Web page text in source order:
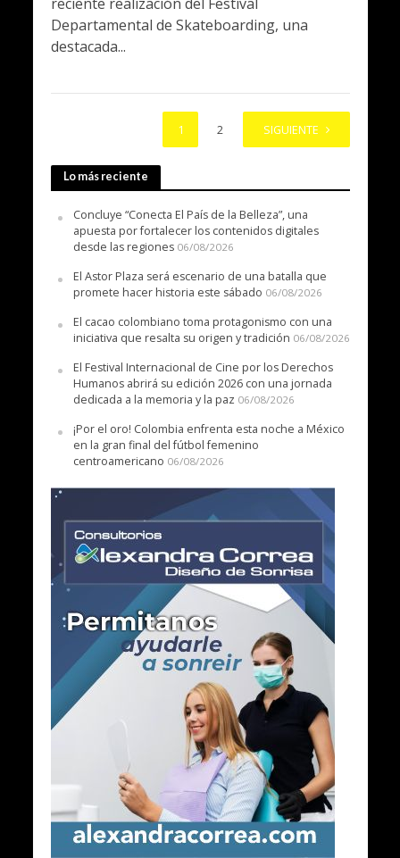
Departamental de Skateboarding, una
destacada...
1 2 SIGUIENTE
Lo más reciente
Concluye “Conecta El País de la Belleza”, una
apuesta por fortalecer los contenidos digitales
desde las regiones 06/08/2026
El Astor Plaza será escenario de una batalla que
promete hacer historia este sábado 06/08/2026
El cacao colombiano toma protagonismo con una
iniciativa que resalta su origen y tradición 06/08/2026
El Festival Internacional de Cine por los Derechos
Humanos abrirá su edición 2026 con una jornada
dedicada a la memoria y la paz 06/08/2026
¡Por el oro! Colombia enfrenta esta noche a México
en la gran final del fútbol femenino
centroamericano 06/08/2026